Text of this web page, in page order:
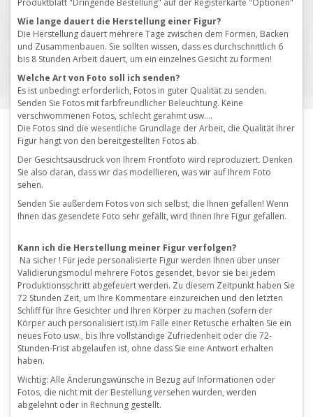
Produktblatt "Dringende Bestellung" auf der Registerkarte "Optionen"
Wie lange dauert die Herstellung einer Figur?
Die Herstellung dauert mehrere Tage zwischen dem Formen, Backen
und Zusammenbauen. Sie sollten wissen, dass es durchschnittlich 6
bis 8 Stunden Arbeit dauert, um ein einzelnes Gesicht zu formen!
Welche Art von Foto soll ich senden?
Es ist unbedingt erforderlich, Fotos in guter Qualität zu senden.
Senden Sie Fotos mit farbfreundlicher Beleuchtung. Keine
verschwommenen Fotos, schlecht gerahmt usw.…
Die Fotos sind die wesentliche Grundlage der Arbeit, die Qualität Ihrer
Figur hängt von den bereitgestellten Fotos ab.
Der Gesichtsausdruck von Ihrem Frontfoto wird reproduziert. Denken
Sie also daran, dass wir das modellieren, was wir auf Ihrem Foto
sehen.
Senden Sie außerdem Fotos von sich selbst, die Ihnen gefallen! Wenn
Ihnen das gesendete Foto sehr gefällt, wird Ihnen Ihre Figur gefallen.
Kann ich die Herstellung meiner Figur verfolgen?
Na sicher ! Für jede personalisierte Figur werden Ihnen über unser
Validierungsmodul mehrere Fotos gesendet, bevor sie bei jedem
Produktionsschritt abgefeuert werden. Zu diesem Zeitpunkt haben Sie
72 Stunden Zeit, um Ihre Kommentare einzureichen und den letzten
Schliff für Ihre Gesichter und Ihren Körper zu machen (sofern der
Körper auch personalisiert ist).Im Falle einer Retusche erhalten Sie ein
neues Foto usw., bis Ihre vollständige Zufriedenheit oder die 72-
Stunden-Frist abgelaufen ist, ohne dass Sie eine Antwort erhalten
haben.
Wichtig: Alle Änderungswünsche in Bezug auf Informationen oder
Fotos, die nicht mit der Bestellung versehen wurden, werden
abgelehnt oder in Rechnung gestellt.